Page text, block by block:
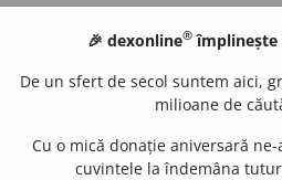
🎉 dexonline® împlinește
De un sfert de secol suntem aici,
milioane de
Cu o mică donație aniversară
cuvintele la îndemâna